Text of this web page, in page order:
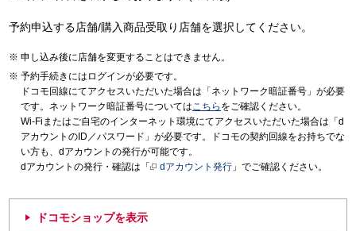
予約申込する店舗/購入商品受取り店舗を選択してください。
申し込み後に店舗を変更することはできません。
予約手続きにはログインが必要です。
ドコモ回線にてアクセスいただいた場合は「ネットワーク暗証番号」が必要
です。ネットワーク暗証番号についてはこちら をご確認ください。
Wi-Fiまたはご自宅のインターネット環境にてアクセスいただいた場合は「d
アカウントのID／パスワード」が必要です。ドコモの契約回線をお持ちでな
い方も、dアカウントの発行が可能です。
dアカウントの発行・確認は「
dアカウント発行 」でご確認ください。
ドコモショップを表示